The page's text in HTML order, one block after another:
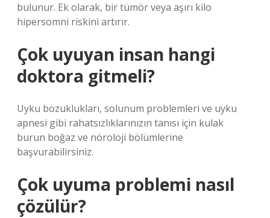
bulunur. Ek olarak, bir tümör veya aşırı kilo
hipersomni riskini artırır.
Çok uyuyan insan hangi
doktora gitmeli?
Uyku bozuklukları, solunum problemleri ve uyku
apnesi gibi rahatsızlıklarınızın tanısı için kulak
burun boğaz ve nöroloji bölümlerine
başvurabilirsiniz.
Çok uyuma problemi nasıl
çözülür?